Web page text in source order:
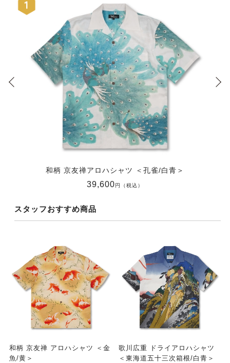
和柄 京友禅アロハシャツ ＜孔雀/白青＞
39,600円（税込）
スタッフおすすめ商品
和柄 京友禅 アロハシャツ ＜金
魚/黄＞
歌川広重 ドライアロハシャツ
＜東海道五十三次箱根/白青＞